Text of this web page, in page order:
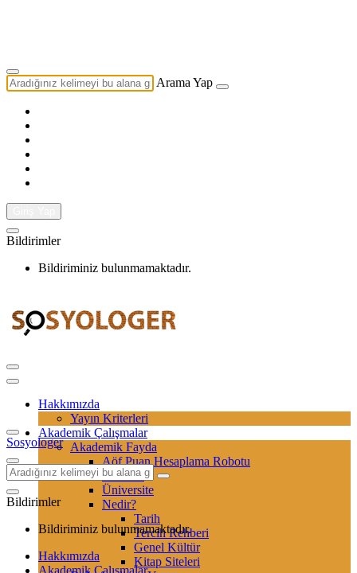
Arama Yap
Bildirimler
Bildiriminiz bulunmamaktadır.
Hakkımızda
Yayın Kriterleri
Akademik Çalışmalar
Akademik Fayda
Aöf Puan Hesaplama Robotu
Sertifika
Üniversite
Nedir?
Tarih
Tercih Rehberi
Genel Kültür
Kitap Siteleri
Sosyologer
Bildirimler
Bildiriminiz bulunmamaktadır.
Hakkımızda
Akademik Çalışmalar